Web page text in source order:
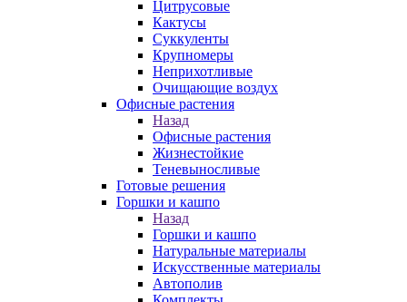
Цитрусовые
Кактусы
Суккуленты
Крупномеры
Неприхотливые
Очищающие воздух
Офисные растения
Назад
Офисные растения
Жизнестойкие
Теневыносливые
Готовые решения
Горшки и кашпо
Назад
Горшки и кашпо
Натуральные материалы
Искусственные материалы
Автополив